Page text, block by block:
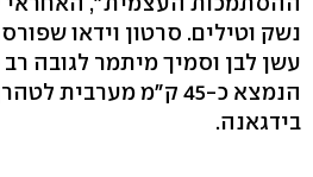
נשק וטילים. סרטון וידאו
עשן לבן וסמיך מיתמר לגובה
הנמצא כ-45 ק"מ מערבית
בידגאנה.